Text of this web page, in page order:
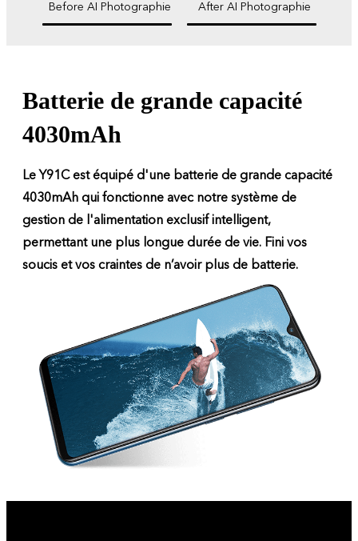
Before AI Photographie After AI Photographie
Batterie de grande capacité
4030mAh
Le Y91C est équipé d'une batterie de grande capacité
4030mAh qui fonctionne avec notre système de
gestion de l'alimentation exclusif intelligent,
permettant une plus longue durée de vie. Fini vos
soucis et vos craintes de n’avoir plus de batterie.